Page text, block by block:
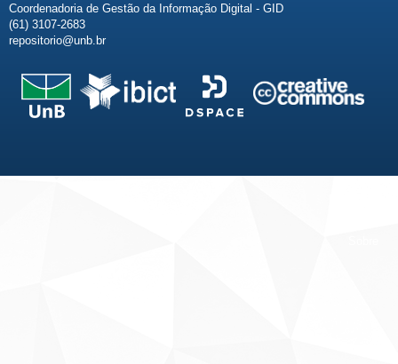
Coordenadoria de Gestão da Informação Digital - GID
(61) 3107-2683
repositorio@unb.br